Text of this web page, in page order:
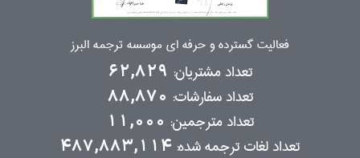
فعالیت گسترده و حرفه ای موسسه ترجمه البرز
تعداد مشتریان: 62,829
تعداد سفارشات: 88,870
تعداد مترجمین: 11,000
تعداد لغات ترجمه شده: 487,883,114